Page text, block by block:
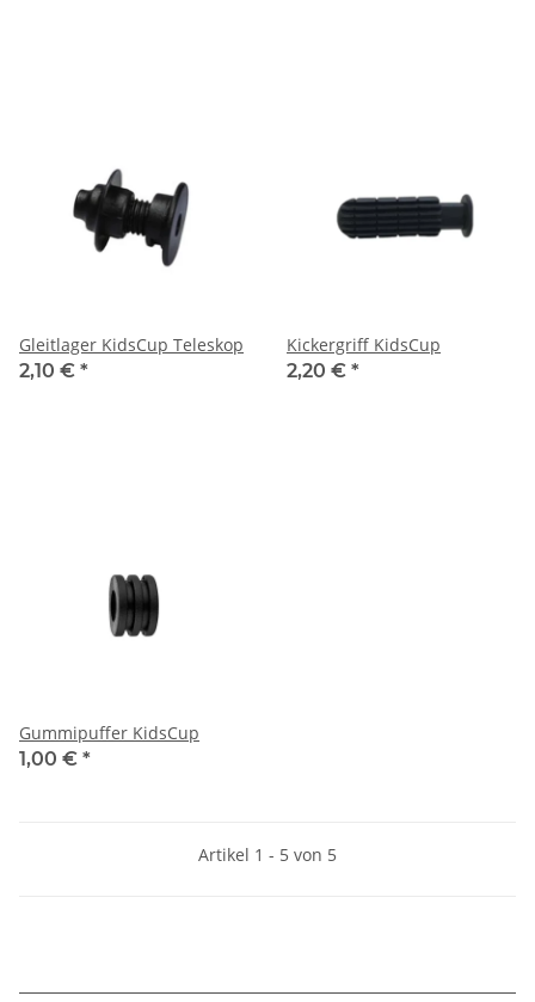
Gleitlager KidsCup Teleskop
2,10 € *
Kickergriff KidsCup
2,20 € *
Gummipuffer KidsCup
1,00 € *
Artikel 1 - 5 von 5